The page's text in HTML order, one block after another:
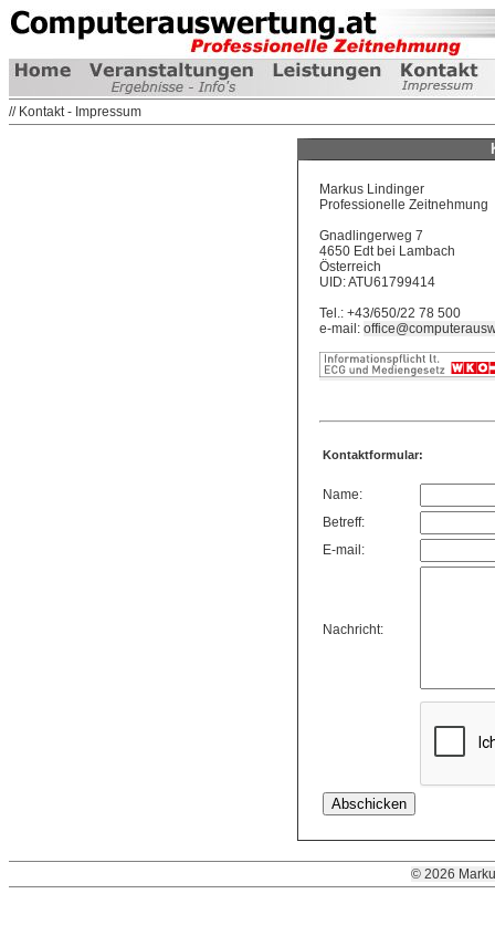
// Kontakt - Impressum
Markus Lindinger
Professionelle Zeitnehmung
Gnadlingerweg 7
4650 Edt bei Lambach
Österreich
UID: ATU61799414
Tel.: +43/650/22 78 500
e-mail:
Kontaktformular:
Name:
Betreff:
E-mail:
Nachricht:
© 2026